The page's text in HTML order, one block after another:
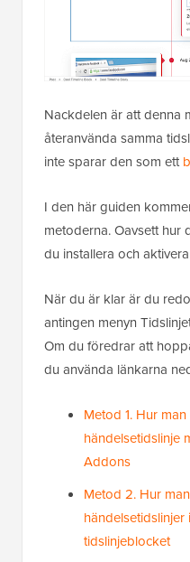
Nackdelen är att denna
återanvända samma
inte sparar den som ett
I den här guiden
metoderna. Oavsett hur
du installera och
När du är klar är du
antingen menyn
Om du föredrar att
du använda länkarna
Metod 1. Hur
händelsetidslinje
Addons
Metod 2. Hur
tidslinjeblocket